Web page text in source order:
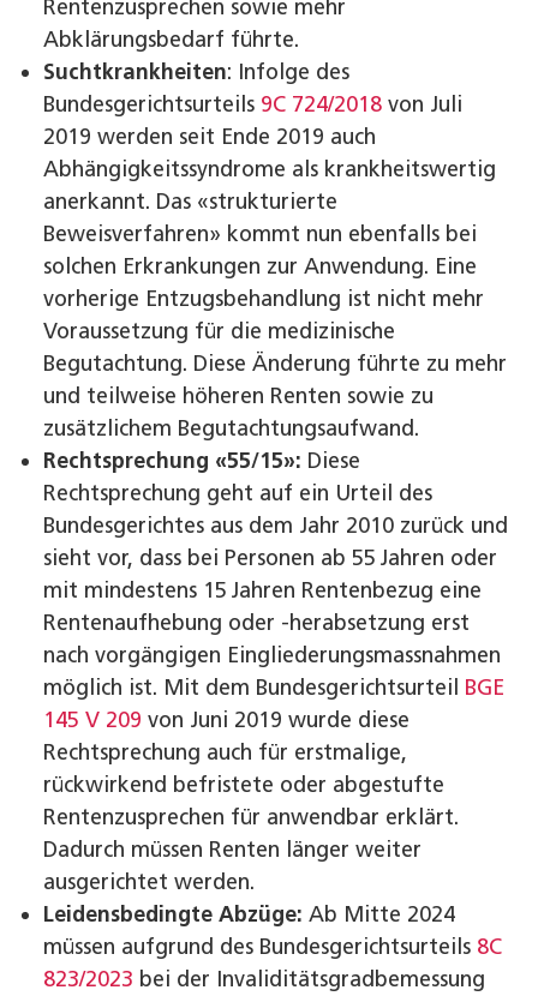
Rentenzusprechen sowie mehr
Abklärungsbedarf führte.
Suchtkrankheiten: Infolge des
Bundesgerichtsurteils 9C 724/2018 von Juli
2019 werden seit Ende 2019 auch
Abhängigkeitssyndrome als krankheitswertig
anerkannt. Das «strukturierte
Beweisverfahren» kommt nun ebenfalls bei
solchen Erkrankungen zur Anwendung. Eine
vorherige Entzugsbehandlung ist nicht mehr
Voraussetzung für die medizinische
Begutachtung. Diese Änderung führte zu mehr
und teilweise höheren Renten sowie zu
zusätzlichem Begutachtungsaufwand.
Rechtsprechung «55/15»: Diese
Rechtsprechung geht auf ein Urteil des
Bundesgerichtes aus dem Jahr 2010 zurück und
sieht vor, dass bei Personen ab 55 Jahren oder
mit mindestens 15 Jahren Rentenbezug eine
Rentenaufhebung oder -herabsetzung erst
nach vorgängigen Eingliederungsmassnahmen
möglich ist. Mit dem Bundesgerichtsurteil BGE
145 V 209 von Juni 2019 wurde diese
Rechtsprechung auch für erstmalige,
rückwirkend befristete oder abgestufte
Rentenzusprechen für anwendbar erklärt.
Dadurch müssen Renten länger weiter
ausgerichtet werden.
Leidensbedingte Abzüge: Ab Mitte 2024
müssen aufgrund des Bundesgerichtsurteils 8C
823/2023 bei der Invaliditätsgradbemessung